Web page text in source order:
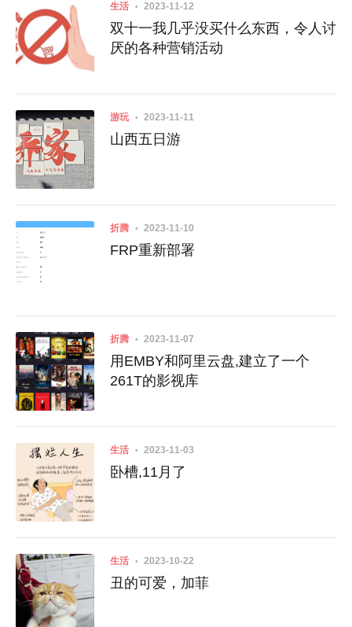
生活 2023-11-12
双十一我几乎没买什么东西，令人讨
厌的各种营销活动
游玩 2023-11-11
山西五日游
折腾 2023-11-10
FRP重新部署
折腾 2023-11-07
用EMBY和阿里云盘,建立了一个
261T的影视库
生活 2023-11-03
卧槽,11月了
生活 2023-10-22
丑的可爱，加菲